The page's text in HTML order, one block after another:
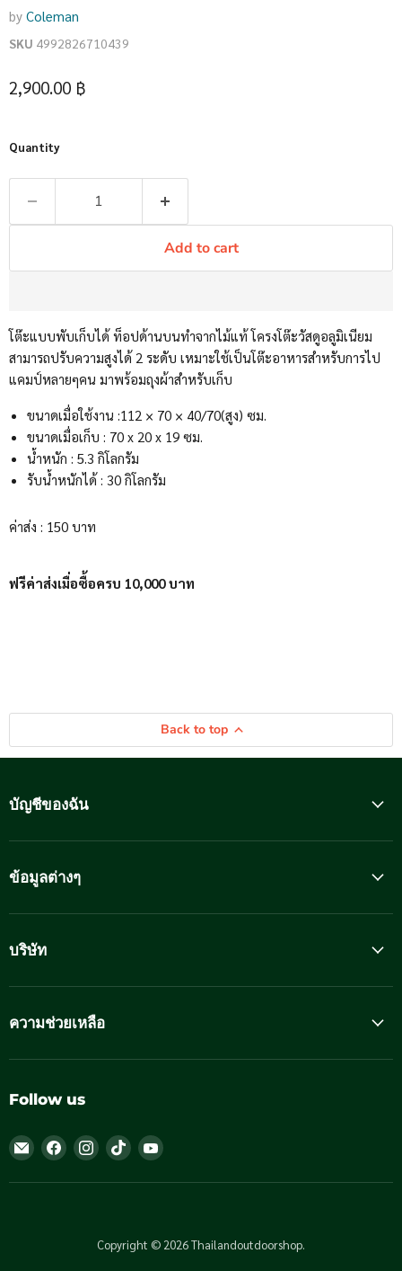
by Coleman
SKU 4992826710439
Current price
2,900.00 ฿
Quantity
Add to cart
โต๊ะแบบพับเก็บได้ ท็อปด้านบนทำจากไม้แท้ โครงโต๊ะวัสดูอลูมิเนียม
สามารถปรับความสูงได้ 2 ระดับ เหมาะใช้เป็นโต๊ะอาหารสำหรับการไป
แคมป์หลายๆคน มาพร้อมถุงผ้าสำหรับเก็บ
ขนาดเมื่อใช้งาน :112 × 70 × 40/70(สูง) ซม.
ขนาดเมื่อเก็บ : 70 x 20 x 19 ซม.
น้ำหนัก : 5.3 กิโลกรัม
รับน้ำหนักได้ : 30 กิโลกรัม
ค่าส่ง : 150 บาท
ฟรีค่าส่งเมื่อซื้อครบ 10,000 บาท
Back to top
บัญชีของฉัน
ข้อมูลต่างๆ
บริษัท
ความช่วยเหลือ
Follow us
Email
Thailandoutdoorshop
Find
on
Find
on
Find
on
Find
on
Copyright © 2026 Thailandoutdoorshop.